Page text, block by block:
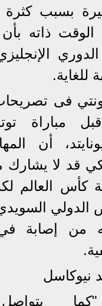
بسبب كثرة
ذاته بأن
للغاية.
فى
مباراة
أن
قد لا يشارك
كأس العالم
الدولي
من إصابة
نيوكاسل
"كما